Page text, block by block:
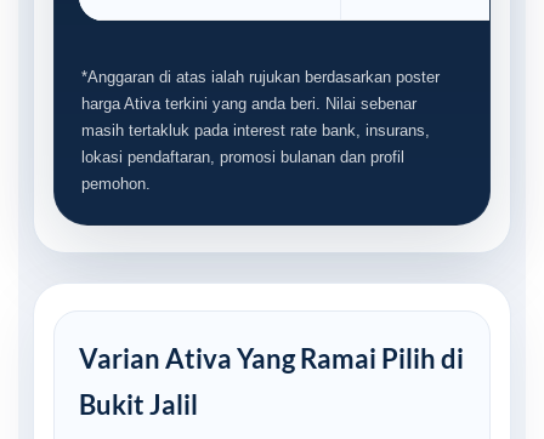
*Anggaran di atas ialah rujukan berdasarkan poster
harga Ativa terkini yang anda beri. Nilai sebenar
masih tertakluk pada interest rate bank, insurans,
lokasi pendaftaran, promosi bulanan dan profil
pemohon.
Varian Ativa Yang Ramai Pilih di
Bukit Jalil